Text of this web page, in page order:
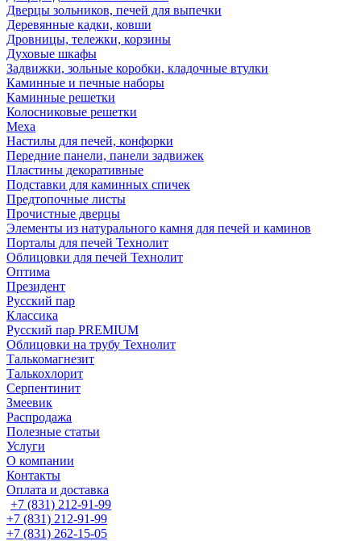
Дверцы зольников, печей для выпечки
Деревянные кадки, ковши
Дровницы, тележки, корзины
Духовые шкафы
Задвижки, зольные коробки, кладочные втулки
Каминные и печные наборы
Каминные решетки
Колосниковые решетки
Меха
Настилы для печей, конфорки
Передние панели, панели задвижек
Пластины декоративные
Подставки для каминных спичек
Предтопочные листы
Прочистные дверцы
Элементы из натурального камня для печей и каминов
Порталы для печей Технолит
Облицовки для печей Технолит
Оптима
Президент
Русский пар
Классика
Русский пар PREMIUM
Облицовки на трубу Технолит
Талькомагнезит
Талькохлорит
Серпентинит
Змеевик
Распродажа
Полезные статьи
Услуги
О компании
Контакты
Оплата и доставка
+7 (831) 212-91-99
+7 (831) 212-91-99
+7 (831) 262-15-05